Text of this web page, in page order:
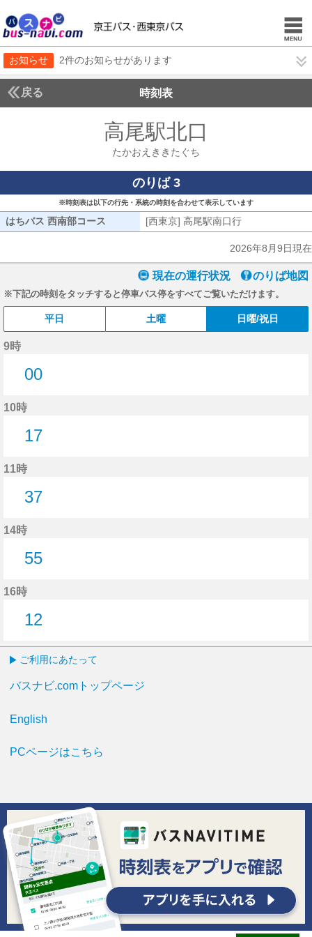
お知らせ 2件のお知らせがあります
戻る 時刻表
高尾駅北口
たかおえききたぐち
のりば 3
※時刻表は以下の行先・系統の時刻を合わせて表示しています
はちバス 西南部コース はちバス 西南部コース
[西東京] 高尾駅南口行
2026年8月9日現在
現在の運行状況 のりば地図
※下記の時刻をタッチすると停車バス停をすべてご覧いただけます。
平日 土曜 日曜/祝日
9時
00
10時
17
11時
37
14時
55
16時
12
ご利用にあたって
バスナビ.comトップページ
English
PCページはこちら